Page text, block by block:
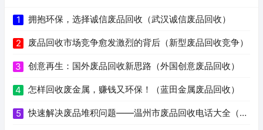
1 拥抱环保，选择诚信废品回收（武汉诚信废品回收）
2 废品回收市场竞争愈发激烈的背后（新型废品回收竞争）
3 创意再生：国外废品回收新思路（外国创意废品回收）
4 怎样回收废金属，赚钱又环保！（蓝田金属废品回收）
5 快速解决废品堆积问题——温州市废品回收电话大全（温